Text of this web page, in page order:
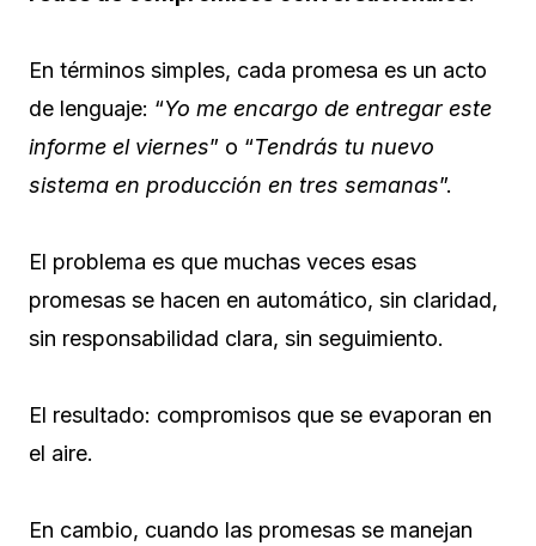
En términos simples, cada promesa es un acto
de lenguaje: “Yo me encargo de entregar este
informe el viernes” o “Tendrás tu nuevo
sistema en producción en tres semanas”.
El problema es que muchas veces esas
promesas se hacen en automático, sin claridad,
sin responsabilidad clara, sin seguimiento.
El resultado: compromisos que se evaporan en
el aire.
En cambio, cuando las promesas se manejan